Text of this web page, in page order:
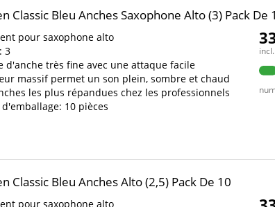
Classic Bleu Anches Saxophone Alto (3) Pack De
pour saxophone alto
3
d'anche très fine avec une attaque facile
massif permet un son plein, sombre et chaud
les plus répandues chez les professionnels
10 pièces
Classic Bleu Anches Alto (2,5) Pack De 10
pour saxophone alto